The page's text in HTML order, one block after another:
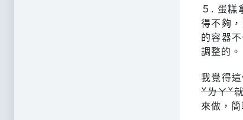
５. 蛋糕
得不夠
的容器
調整的。
我覺得
ˇㄌㄚˇ
來做，